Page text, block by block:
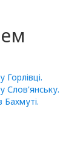
Слов'янську.